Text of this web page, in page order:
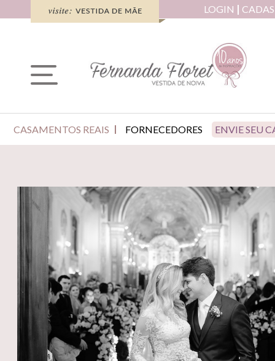
LOGIN
CASAMENTOS REAIS FORNECEDORES ENVIE SEU